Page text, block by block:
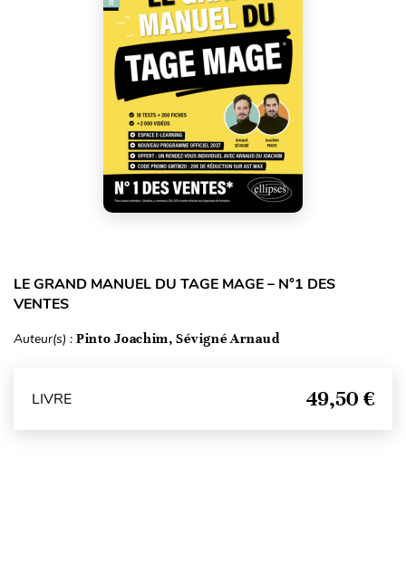
LE GRAND MANUEL DU TAGE MAGE – N°1 DES
VENTES
Auteur(s) : Pinto Joachim, Sévigné Arnaud
LIVRE 49,50 €